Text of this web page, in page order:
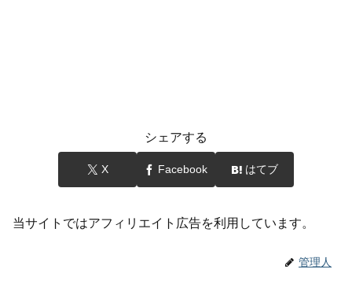
シェアする
X Facebook はてブ
当サイトではアフィリエイト広告を利用しています。
管理人